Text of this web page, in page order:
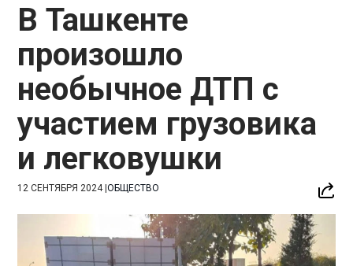
В Ташкенте
произошло
необычное ДТП с
участием грузовика
и легковушки
12 СЕНТЯБРЯ 2024|ОБЩЕСТВО